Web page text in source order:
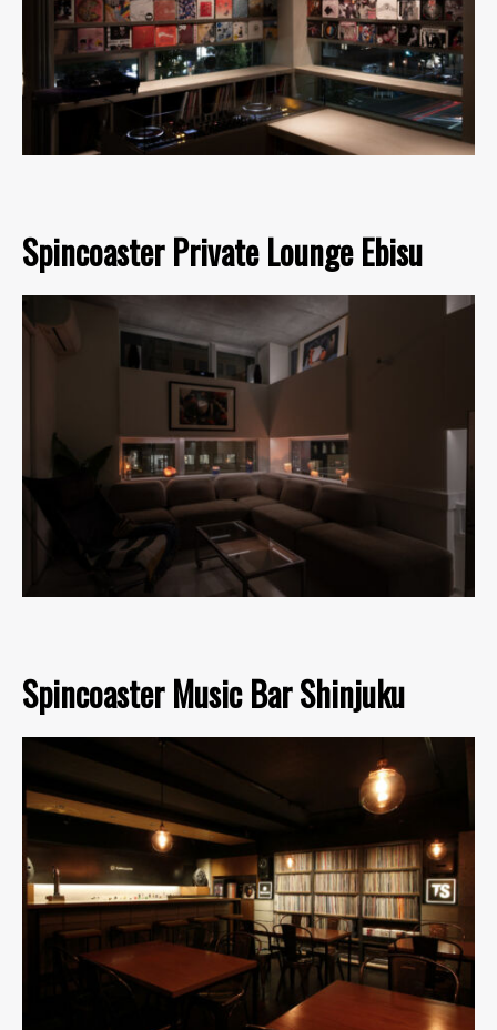
Spincoaster Private Lounge Ebisu
Spincoaster Music Bar Shinjuku